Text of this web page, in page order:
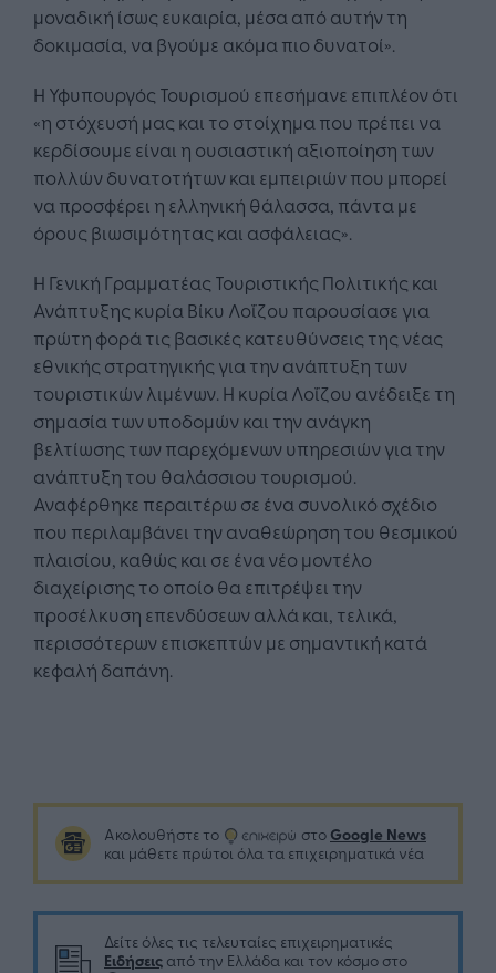
μοναδική ίσως ευκαιρία, μέσα από αυτήν τη
δοκιμασία, να βγούμε ακόμα πιο δυνατοί».
Η Υφυπουργός Τουρισμού επεσήμανε επιπλέον ότι
«η στόχευσή μας και το στοίχημα που πρέπει να
κερδίσουμε είναι η ουσιαστική αξιοποίηση των
πολλών δυνατοτήτων και εμπειριών που μπορεί
να προσφέρει η ελληνική θάλασσα, πάντα με
όρους βιωσιμότητας και ασφάλειας».
Η Γενική Γραμματέας Τουριστικής Πολιτικής και
Ανάπτυξης κυρία Βίκυ Λοΐζου παρουσίασε για
πρώτη φορά τις βασικές κατευθύνσεις της νέας
εθνικής στρατηγικής για την ανάπτυξη των
τουριστικών λιμένων. Η κυρία Λοΐζου ανέδειξε τη
σημασία των υποδομών και την ανάγκη
βελτίωσης των παρεχόμενων υπηρεσιών για την
ανάπτυξη του θαλάσσιου τουρισμού.
Αναφέρθηκε περαιτέρω σε ένα συνολικό σχέδιο
που περιλαμβάνει την αναθεώρηση του θεσμικού
πλαισίου, καθώς και σε ένα νέο μοντέλο
διαχείρισης το οποίο θα επιτρέψει την
προσέλκυση επενδύσεων αλλά και, τελικά,
περισσότερων επισκεπτών με σημαντική κατά
κεφαλή δαπάνη.
Ακολουθήστε το στο Google News
και μάθετε πρώτοι όλα τα επιχειρηματικά νέα
Δείτε όλες τις τελευταίες επιχειρηματικές
Ειδήσεις από την Ελλάδα και τον κόσμο στο